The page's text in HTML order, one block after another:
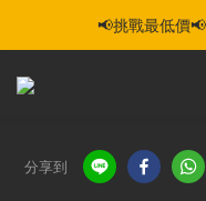
智慧購機，
📢挑戰最低價
智慧購機，
分享到